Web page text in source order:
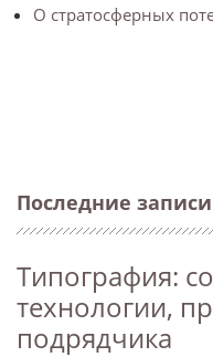
О стратосферных
Последние записи
Типография:
технологии,
подрядчика